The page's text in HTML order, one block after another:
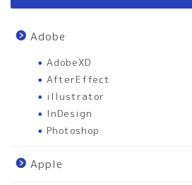
Adobe
AdobeXD
AfterEffect
illustrator
InDesign
Photoshop
Apple